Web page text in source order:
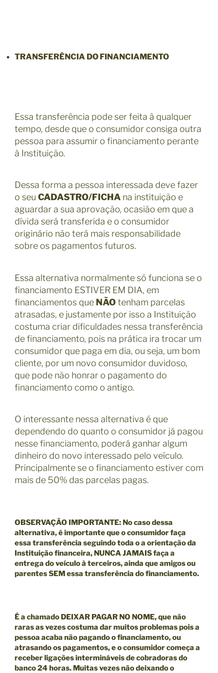
TRANSFERÊNCIA DO FINANCIAMENTO
Essa transferência pode ser feita à qualquer
tempo, desde que o consumidor consiga outra
pessoa para assumir o financiamento perante
à Instituição.
Dessa forma a pessoa interessada deve fazer
o seu CADASTRO/FICHA na instituição e
aguardar a sua aprovação, ocasião em que a
dívida será transferida e o consumidor
originário não terá mais responsabilidade
sobre os pagamentos futuros.
Essa alternativa normalmente só funciona se o
financiamento ESTIVER EM DIA, em
financiamentos que NÃOtenham parcelas
atrasadas, e justamente por isso a Instituição
costuma criar dificuldades nessa transferência
de financiamento, pois na prática ira trocar um
consumidor que paga em dia, ou seja, um bom
cliente, por um novo consumidor duvidoso,
que pode não honrar o pagamento do
financiamento como o antigo.
O interessante nessa alternativa é que
dependendo do quanto o consumidor já pagou
nesse financiamento, poderá ganhar algum
dinheiro do novo interessado pelo veículo.
Principalmente se o financiamento estiver com
mais de 50% das parcelas pagas.
OBSERVAÇÃO IMPORTANTE: No caso dessa
alternativa, é importante que o consumidor faça
essa transferência seguindo toda o a orientação da
Instituição financeira, NUNCA JAMAIS faça a
entrega do veículo à terceiros, ainda que amigos ou
parentes SEM essa transferência do financiamento.
É a chamado DEIXAR PAGAR NO NOME,que não
raras as vezes costuma dar muitos problemas pois a
pessoa acaba não pagando o financiamento, ou
atrasando os pagamentos, e o consumidor começa a
receber ligações intermináveis de cobradoras do
banco 24 horas. Muitas vezes não deixando o